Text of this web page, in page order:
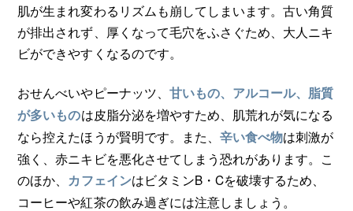
肌が生まれ変わるリズムも崩してしまいます。古い角質
が排出されず、厚くなって毛穴をふさぐため、大人ニキ
ビができやすくなるのです。
おせんべいやピーナッツ、 甘いもの、アルコール、脂質
が多いものは皮脂分泌を増やすため、肌荒れが気になる
なら控えたほうが賢明です。また、 辛い食べ物は刺激が
強く、赤ニキビを悪化させてしまう恐れがあります。こ
のほか、 カフェインはビタミンB・Cを破壊するため、
コーヒーや紅茶の飲み過ぎには注意しましょう。